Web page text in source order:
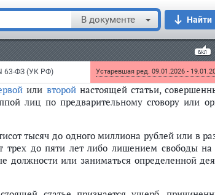
В документе Найти
63-ФЗ (УК РФ) Устаревшая ред. 09.01.2026 -
бобров или других морских
тысяч до пятисот тысяч рублей или в
двух до трех лет, либо обязательными
работами на срок до двух лет, либо
или второйнастоящей статьи,
лиц по предварительному сговору или
тысяч до одного миллиона рублей или в
трех до пяти лет либо лишением свободы
или заниматься определенной